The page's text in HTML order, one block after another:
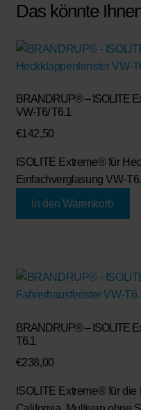
Das könnte
BRANDRUP® – ISOLITE
VW-T6/ T6.1
€142,50
ISOLITE Extreme®für
Einfachverglasung VW-
In den Warenkorb
BRANDRUP® – ISOLITE
T6.1
€238,00
ISOLITE Extreme®für die